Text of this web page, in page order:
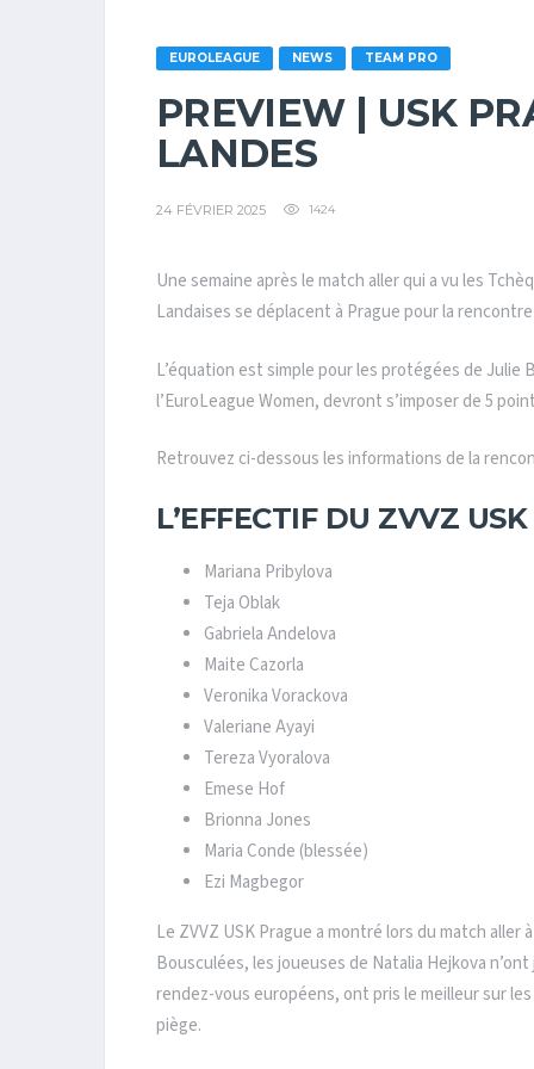
EUROLEAGUE NEWS TEAM PRO
PREVIEW | USK
LANDES
24 FÉVRIER 2025 1424
Une semaine après le match aller qui a vu les
Landaises se déplacent à Prague pour la
L’équation est simple pour les protégées de Julie
l’EuroLeague Women, devront s’imposer de 5
Retrouvez ci-dessous les informations de la
L’EFFECTIF DU ZVVZ
Mariana Pribylova
Teja Oblak
Gabriela Andelova
Maite Cazorla
Veronika Vorackova
Valeriane Ayayi
Tereza Vyoralova
Emese Hof
Brionna Jones
Maria Conde (blessée)
Ezi Magbegor
Le ZVVZ USK Prague a montré lors du match
Bousculées, les joueuses de Natalia Hejkova
rendez-vous européens, ont pris le meilleur sur
piège.